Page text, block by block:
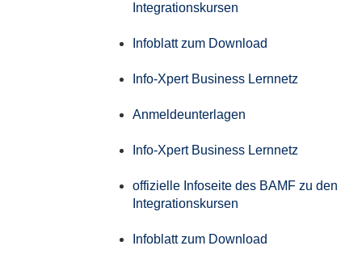
Integrationskursen
Infoblatt zum Download
Info-Xpert Business Lernnetz
Anmeldeunterlagen
Info-Xpert Business Lernnetz
offizielle Infoseite des BAMF zu den
Integrationskursen
Infoblatt zum Download